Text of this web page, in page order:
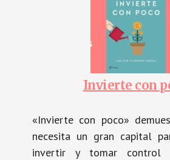
Invierte con
«Invierte con poco»
necesita un gran capital
invertir y tomar control